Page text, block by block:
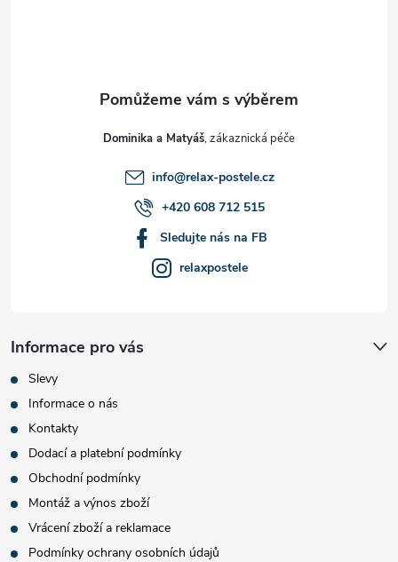
Dominika a Matyáš
info@relax-postele.cz
+420 608 712 515
Sledujte nás na FB
relaxpostele
Informace pro vás
Slevy
Informace o nás
Kontakty
Dodací a platební podmínky
Obchodní podmínky
Montáž a výnos zboží
Vrácení zboží a reklamace
Podmínky ochrany osobních údajů